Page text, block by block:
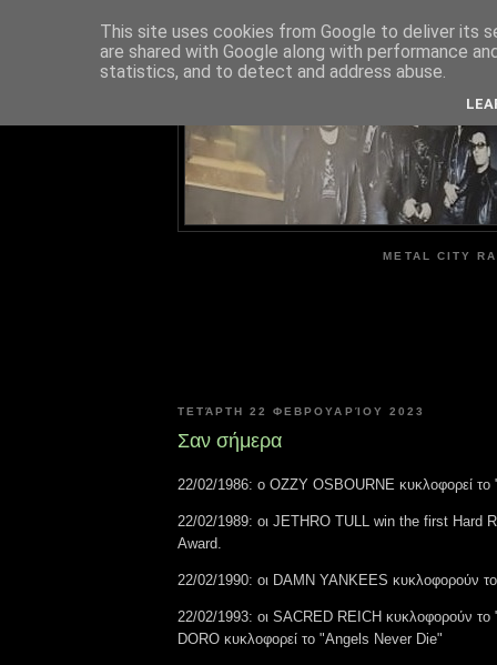
METAL CITY
ΤΕΤΆΡΤΗ 22 ΦΕΒΡΟΥΑΡΊΟΥ 2023
Σαν σήμερα
22/02/1986: ο OZZY OSBOURNE κυκλοφορεί
22/02/1989: οι JETHRO TULL win the first Hard
Award.
22/02/1990: οι DAMN YANKEES κυκλοφορούν
22/02/1993: οι SACRED REICH κυκλοφορούν το
DORO κυκλοφορεί το "Angels Never Die"
This site uses cookies from Google to deliver its
are shared with Google along with performance
statistics, and to detect and address abuse.